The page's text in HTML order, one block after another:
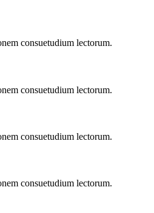
consuetudium lectorum.
consuetudium lectorum.
consuetudium lectorum.
consuetudium lectorum.